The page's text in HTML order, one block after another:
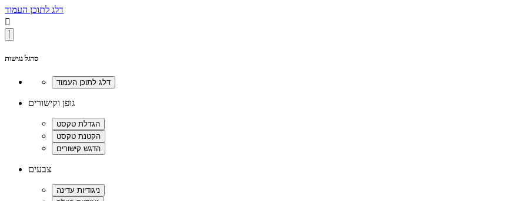
דלג לתוכן העמוד

סרגל נגישות
גופן וקישורים
צבעים